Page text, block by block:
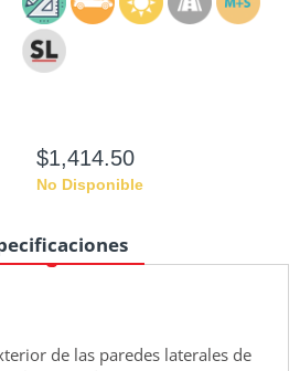
$1,414.50
No Disponible
de las paredes laterales de